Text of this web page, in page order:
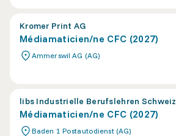
Kromer Print AG
Médiamaticien/ne CFC (2027)
Ammerswil AG (AG)
libs Industrielle Berufslehren Schweiz
Médiamaticien/ne CFC (2027)
Baden 1 Postautodienst (AG)